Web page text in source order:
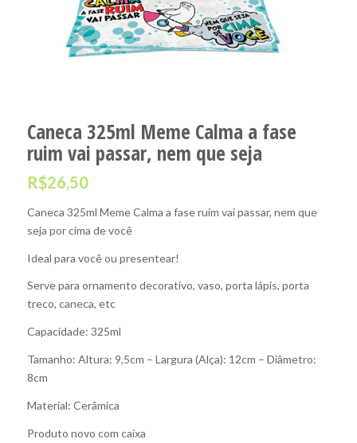
Caneca 325ml Meme Calma a fase
ruim vai passar, nem que seja
R$26,50
Caneca 325ml Meme Calma a fase ruim vai passar, nem que
seja por cima de você
Ideal para você ou presentear!
Serve para ornamento decorativo, vaso, porta lápis, porta
treco, caneca, etc
Capacidade: 325ml
Tamanho: Altura: 9,5cm – Largura (Alça): 12cm – Diâmetro:
8cm
Material: Cerâmica
Produto novo com caixa